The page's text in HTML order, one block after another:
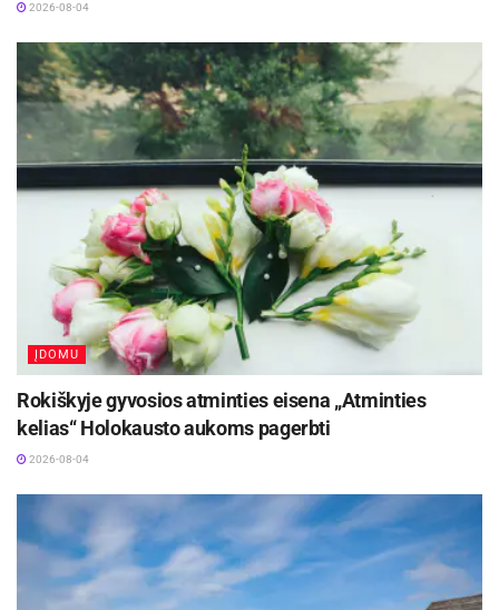
2026-08-04
ĮDOMU
Rokiškyje gyvosios atminties eisena „Atminties
kelias“ Holokausto aukoms pagerbti
2026-08-04